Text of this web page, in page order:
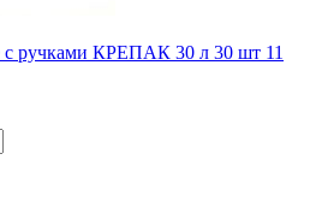
с ручками КРЕПАК 30 л 30 шт 11